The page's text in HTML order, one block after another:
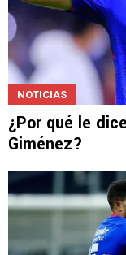
¿Por qué le
Giménez?